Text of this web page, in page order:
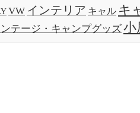
VW インテリア キャル キ
テージ・キャンプグッズ小